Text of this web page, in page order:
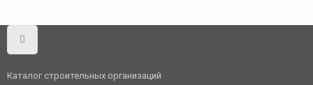
Каталог строительных организаций